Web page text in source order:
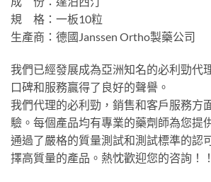
規 格：一板10粒
生產商：德國Janssen Ortho製藥公司
我們已經發展成為亞洲知名的必利勁代
口碑和服務贏得了良好的聲譽。
我們代理的必利勁，銷售和客戶服務方
驗。每個產品均有專業的藥劑師為您提
通過了嚴格的質量測試和測試標準的認
擇高質量的產品。熱忱歡迎您的咨詢！！